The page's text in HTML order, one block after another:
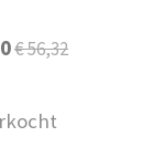
€ 56,32